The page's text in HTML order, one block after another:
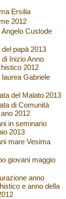
Ersilia
2012
Angelo Custode
del papà 2013
di Inizio Anno
2012
laurea Gabriele
del Malato 2013
di Comunità
2012
in seminario
2013
mare Vesima
giovani maggio
anno
e anno della